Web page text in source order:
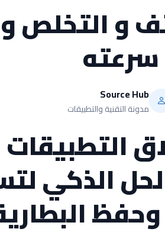
و التخلص و
سرعته
Source Hub
مدونة التقنية والتطبيقات
الذكي